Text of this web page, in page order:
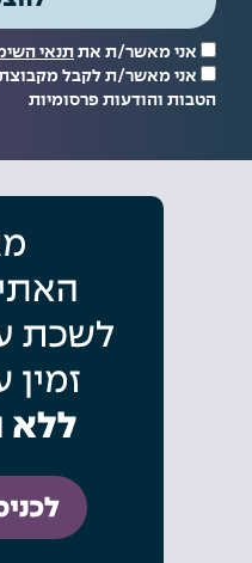
אני מאשר/ת את תנאי
אני מאשר/ת לקבל מקבוצת
הטבות והודעות פרסומיות